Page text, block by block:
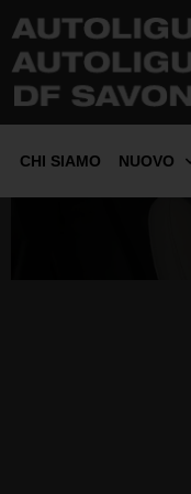
CHI SIAMO NUOVO